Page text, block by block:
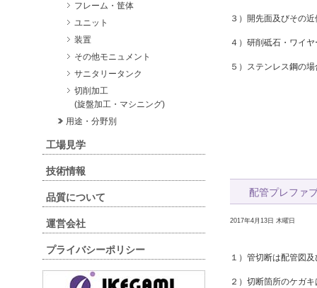
３）開先面及びその
４）研削砥石・ワイ
５）ステンレス鋼の
配管プレファ
2017年4月13日 木曜日
１）管切断は配管図
２）切断箇所のケガ
フレーム・筐体
ユニット
装置
その他モニュメント
サニタリータンク
切削加工
(旋盤加工・マシニング)
用途・分野別
工場見学
技術情報
品質について
運営会社
プライバシーポリシー